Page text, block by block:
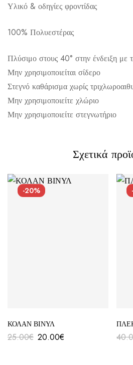
Υλικό & οδηγίες φροντίδας
100% Πολυεστέρας
Πλύσιμο στους 40° στην ένδειξη με
Μην χρησιμοποιείται σίδερο
Στεγνό καθάρισμα χωρίς
Μην χρησιμοποιείτε χλώριο
Μην χρησιμοποιείτε στεγνωτήριο
Αποστολή σε επαρχία: 3,90€
Αντικαταβολή: 2,50€
Σχετικά
-20%
ΚΟΛΑΝ ΒΙΝΥΛ
25.00€ 20.00€